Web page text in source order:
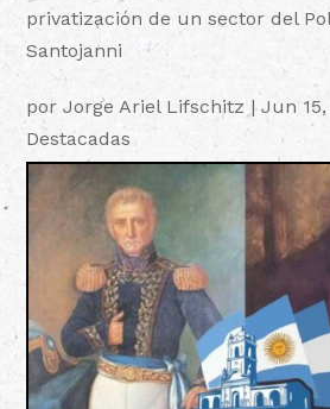
porJorge Ariel Lifschitz |Jun
Destacadas
privatización de un sector del
Santojanni